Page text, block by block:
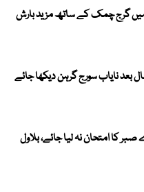
گرج چمک کے ساتھ مزید بارش
اور آئرلینڈ میں 27 سال بعد نایاب سورج گرہن دیکھا جائے
کا امتحان نہ لیا جائے، بلاول